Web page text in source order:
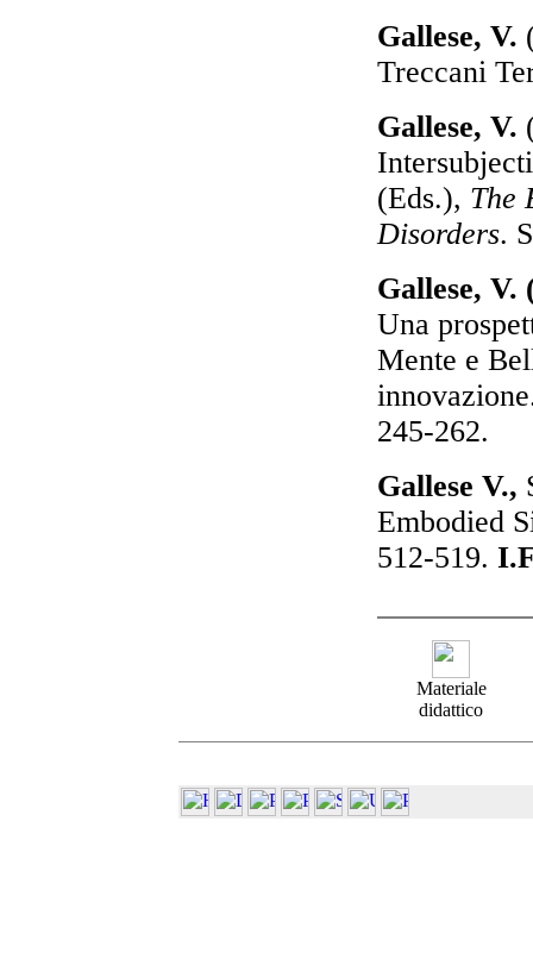
Gallese, V.
Treccani
Gallese, V.
(Eds.), The
Disorders.
Gallese, V.
Una
Mente e
245-262.
Gallese V.,
Embodied
512-519.
Materiale
didattico